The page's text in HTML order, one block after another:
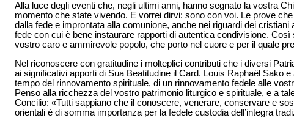
Alla luce degli eventi che, negli ultimi anni, hanno segnato la vostra
momento che state vivendo. E vorrei dirvi: sono con voi. Le prove
dalla fede e improntata alla comunione, anche nei riguardi dei
fede con cui è bene instaurare rapporti di autentica condivisione.
vostro caro e ammirevole popolo, che porto nel cuore e per il quale
Nel riconoscere con gratitudine i molteplici contributi che i diversi
ai significativi apporti di Sua Beatitudine il Card. Louis Raphaël Sako
tempo del rinnovamento spirituale, di un rinnovamento fedele alle
Penso alla ricchezza del vostro patrimonio liturgico e spirituale, e a
Concilio: «Tutti sappiano che il conoscere, venerare, conservare e
orientali è di somma importanza per la fedele custodia dell’integra